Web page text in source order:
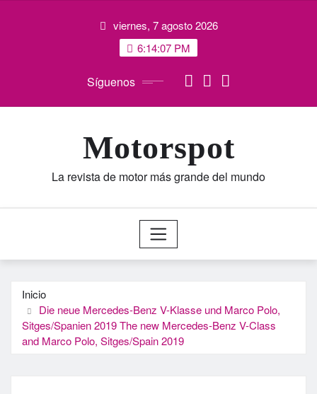
viernes, 7 agosto 2026
6:14:07 PM
Síguenos
Motorspot
La revista de motor más grande del mundo
Inicio
Die neue Mercedes-Benz V-Klasse und Marco Polo,
Sitges/Spanien 2019 The new Mercedes-Benz V-Class
and Marco Polo, Sitges/Spain 2019